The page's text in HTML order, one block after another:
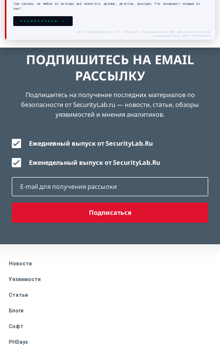
Три уровня, на любом из которых всё ломается: данные, детекты, реакция. Что закрывает каждый из
них?
РАЗОБРАТЬСЯ →
erid: 2SDnjecN7Gw. 18+. Реклама. Рекламодатель ООО «Интеллектуальная
безопасность», ИНН 7719435412
ПОДПИШИТЕСЬ НА EMAIL
РАССЫЛКУ
Подпишитесь на получение последних материалов по
безопасности от SecurityLab.ru — новости, статьи, обзоры
уязвимостей и мнения аналитиков.
Ежедневный выпуск от SecurityLab.Ru
Еженедельный выпуск от SecurityLab.Ru
Подписаться
Новости
Уязвимости
Статьи
Блоги
Софт
PHDays